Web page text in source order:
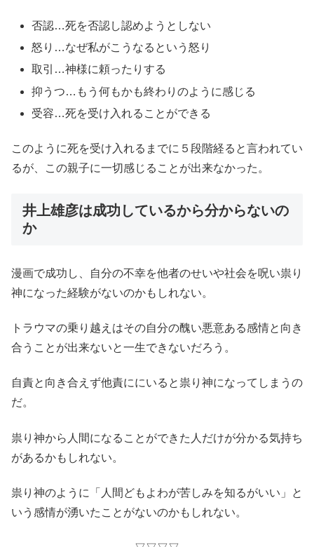
否認…死を否認し認めようとしない
怒り…なぜ私がこうなるという怒り
取引…神様に頼ったりする
抑うつ…もう何もかも終わりのように感じる
受容…死を受け入れることができる
このように死を受け入れるまでに５段階経ると言われてい
るが、この親子に一切感じることが出来なかった。
井上雄彦は成功しているから分からないの
か
漫画で成功し、自分の不幸を他者のせいや社会を呪い祟り
神になった経験がないのかもしれない。
トラウマの乗り越えはその自分の醜い悪意ある感情と向き
合うことが出来ないと一生できないだろう。
自責と向き合えず他責ににいると祟り神になってしまうの
だ。
祟り神から人間になることができた人だけが分かる気持ち
があるかもしれない。
祟り神のように「人間どもよわが苦しみを知るがいい」と
いう感情が湧いたことがないのかもしれない。